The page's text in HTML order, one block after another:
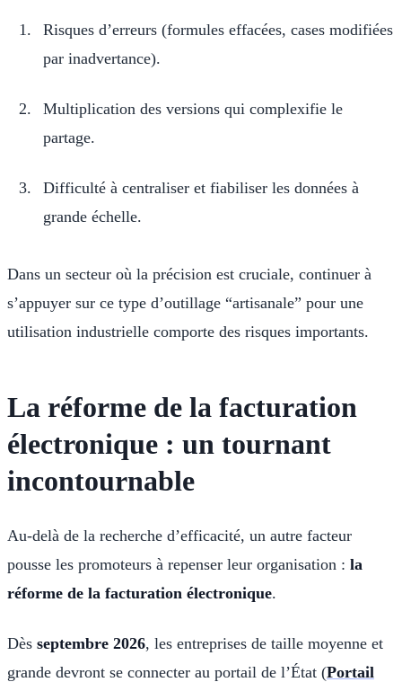
Risques d’erreurs (formules effacées, cases modifiées
par inadvertance).
Multiplication des versions qui complexifie le
partage.
Difficulté à centraliser et fiabiliser les données à
grande échelle.
Dans un secteur où la précision est cruciale, continuer à
s’appuyer sur ce type d’outillage “artisanale” pour une
utilisation industrielle comporte des risques importants.
La réforme de la facturation
électronique : un tournant
incontournable
Au-delà de la recherche d’efficacité, un autre facteur
pousse les promoteurs à repenser leur organisation : la
réforme de la facturation électronique.
Dès septembre 2026, les entreprises de taille moyenne et
grande devront se connecter au portail de l’État (Portail